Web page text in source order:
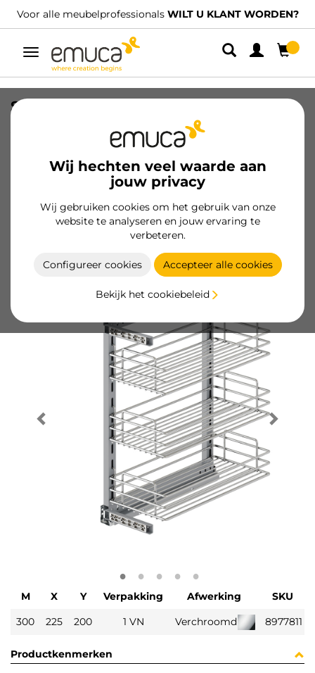
Voor alle meubelprofessionals WILT U KLANT WORDEN?
Umschaltbare
Navigation
Wij hechten veel waarde aan
jouw privacy
Wij gebruiken cookies om het gebruik van onze
website te analyseren en jouw ervaring te
verbeteren.
Configureer cookies Accepteer alle cookies
Bekijk het cookiebeleid
Suprastar uitschuifbare wagen met
zachte sluiting, module 300 mm, Staal,
8977811/EAN 8432393282893
Klant worden
M X Y Verpakking Afwerking
SKU
300
225 200 1 VN Verchroomd 8977811
Productkenmerken